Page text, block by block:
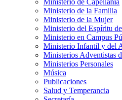
Ministerio de Capellanía
Ministerio de la Familia
Ministerio de la Mujer
Ministerio del Espíritu
Ministerio en Campus
Ministerio Infantil y del
Ministerios Adventistas
Ministerios Personales
Música
Publicaciones
Salud y Temperancia